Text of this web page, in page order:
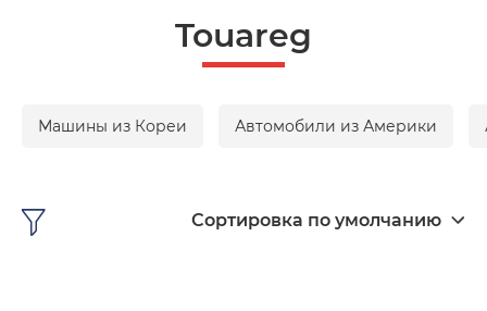
Touareg
Машины из Кореи Автомобили из Америки
Сортировка по умолчанию